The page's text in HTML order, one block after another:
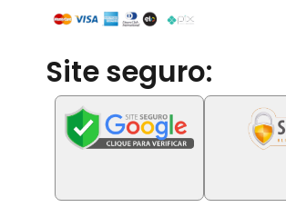
Site seguro: